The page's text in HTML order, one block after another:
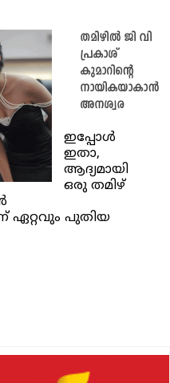
തമിഴിൽ ജി വി
പ്രകാശ്
കുമാറിന്റെ
നായികയാകാൻ
അനശ്വര
ഇപ്പോൾ
ഇതാ,
ആദ്യമായി
ഒരു തമിഴ്
ഏറ്റവും പുതിയ